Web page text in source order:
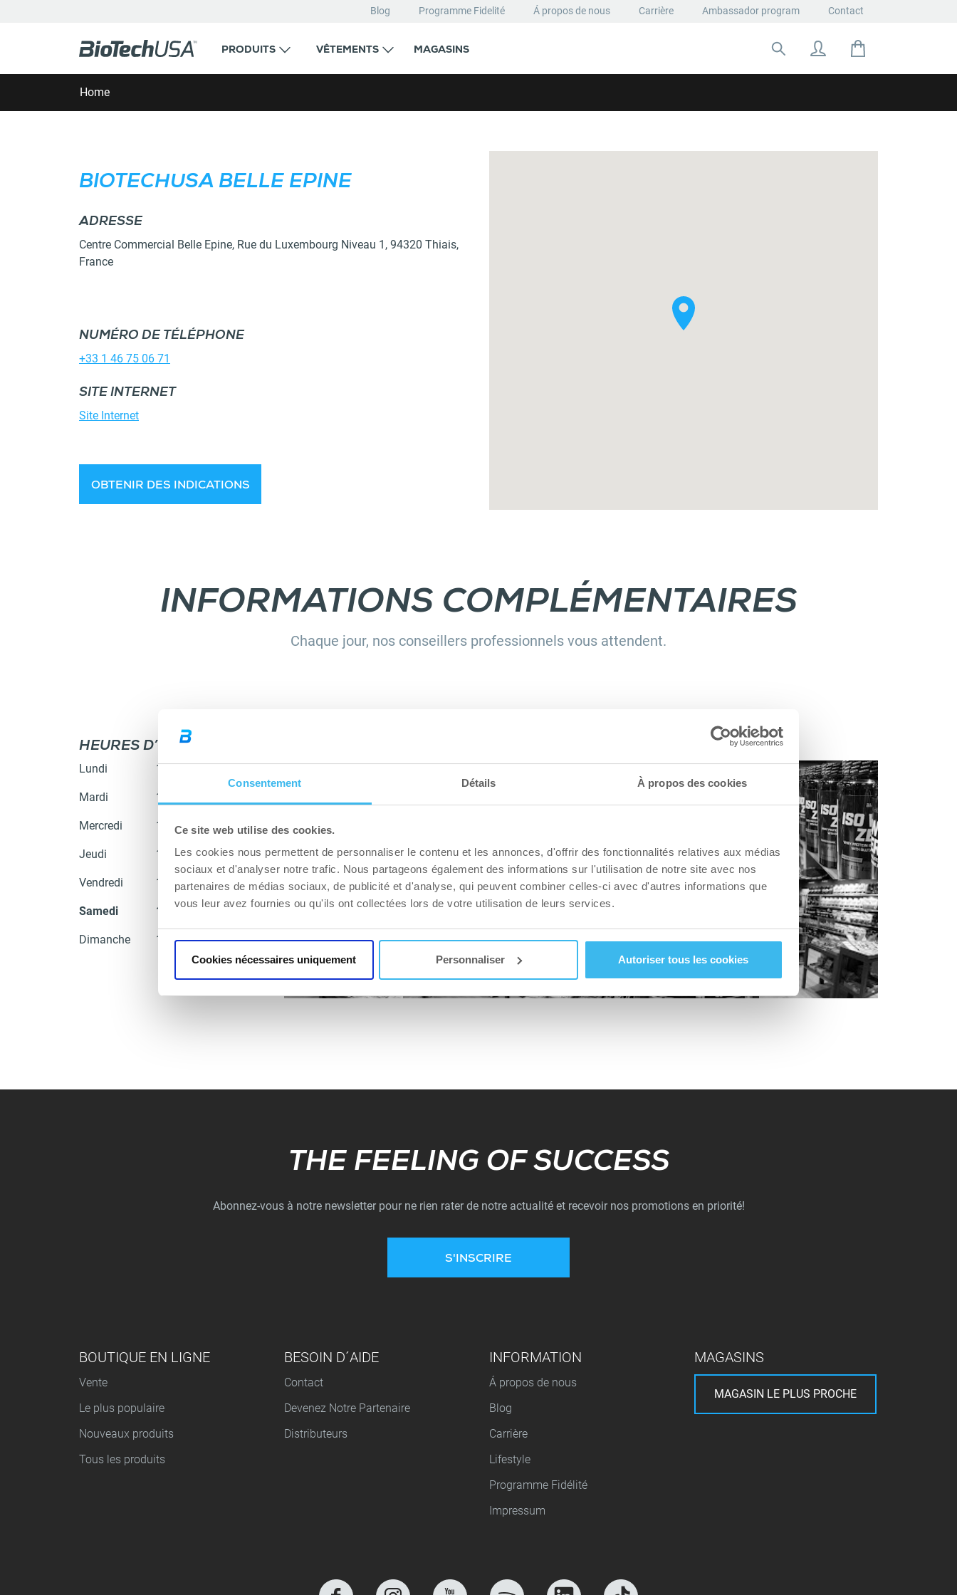
Consentement Détails À propos des cookies
Ce site web utilise des cookies.
Les cookies nous permettent de personnaliser le contenu et les annonces, d'offrir des fonctionnalités relatives aux médias
sociaux et d'analyser notre trafic. Nous partageons également des informations sur l'utilisation de notre site avec nos
partenaires de médias sociaux, de publicité et d'analyse, qui peuvent combiner celles-ci avec d'autres informations que
vous leur avez fournies ou qu'ils ont collectées lors de votre utilisation de leurs services.
Cookies nécessaires uniquement Personnaliser Autoriser tous les cookies
Blog Programme Fidelité Á propos de nous Carrière Ambassador program Contact
PRODUITS VÊTEMENTS MAGASINS
Rechercher:
Home
BIOTECHUSA BELLE EPINE
ADRESSE
Centre Commercial Belle Epine, Rue du Luxembourg Niveau 1, 94320 Thiais,
France
NUMÉRO DE TÉLÉPHONE
+33 1 46 75 06 71
SITE INTERNET
Site Internet
OBTENIR DES INDICATIONS
INFORMATIONS COMPLÉMENTAIRES
Chaque jour, nos conseillers professionnels vous attendent.
HEURES D’OUVERTURE
Dimanche 10:00 - 19:00
Lundi 10:00 - 20:30
Mardi 10:00 - 20:30
Mercredi 10:00 - 20:30
Jeudi 10:00 - 20:30
Vendredi 10:00 - 20:30
Samedi 10:00 - 20:30
Subscribe
THE FEELING OF SUCCESS
Abonnez-vous à notre newsletter pour ne rien rater de notre actualité et recevoir nos promotions en priorité!
S'INSCRIRE
MENU DU PIED DE PAGE
BOUTIQUE EN LIGNE
Vente
Le plus populaire
Nouveaux produits
Tous les produits
BESOIN D´AIDE
Contact
Devenez Notre Partenaire
Distributeurs
INFORMATION
Á propos de nous
Blog
Carrière
Lifestyle
Programme Fidélité
Impressum
MAGASINS
MAGASIN LE PLUS PROCHE